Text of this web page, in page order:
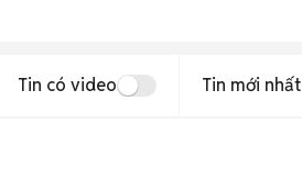
Tin có video Tin mới nhất